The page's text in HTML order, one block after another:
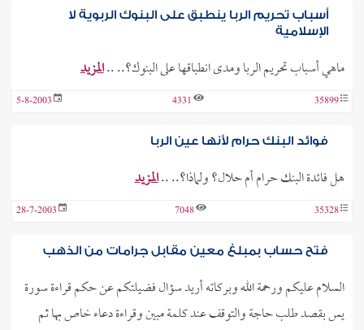
أسباب تحريم الربا ينطبق على البنوك الربوية لا
الإسلامية
ماهي أسباب تحريم الربا ومدى انطباقها على البنوك؟.. ..المزيد
35899
4331
5-8-2003
فوائد البنك حرام لأنها عين الربا
هل فائدة البنك حرام أم حلال؟ ولماذا؟.. ..المزيد
35328
7048
28-7-2003
فتح حساب بمبلغ معين مقابل جرامات من الذهب
السلام عليكم ورحمة الله وبركاته أريد سؤال فضيلتكم عن حكم قراءة سورة
يس بقصد طلب حاجة والتوقف عند كلمة مبين وقراءة دعاء خاص بها ثم